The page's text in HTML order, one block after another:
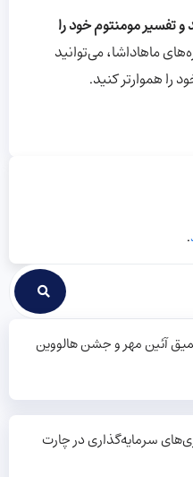
و تفسیر مومنتوم خود را
ماهاداشا، می‌توانید
را هموارتر کنید.
.
آئین مهر و جشن هالووین
سرمایه‌گذاری در چارت